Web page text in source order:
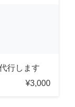
行します
¥3,000